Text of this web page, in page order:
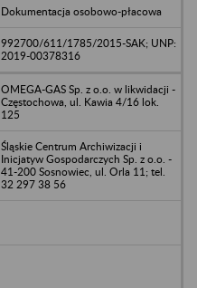
Dokumentacja osobowo-płacowa
992700/611/1785/2015-SAK; UNP:
2019-00378316
OMEGA-GAS Sp. z o.o. w likwidacji -
Częstochowa, ul. Kawia 4/16 lok.
125
Śląskie Centrum Archiwizacji i
Inicjatyw Gospodarczych Sp. z o.o. -
41-200 Sosnowiec, ul. Orla 11; tel.
32 297 38 56